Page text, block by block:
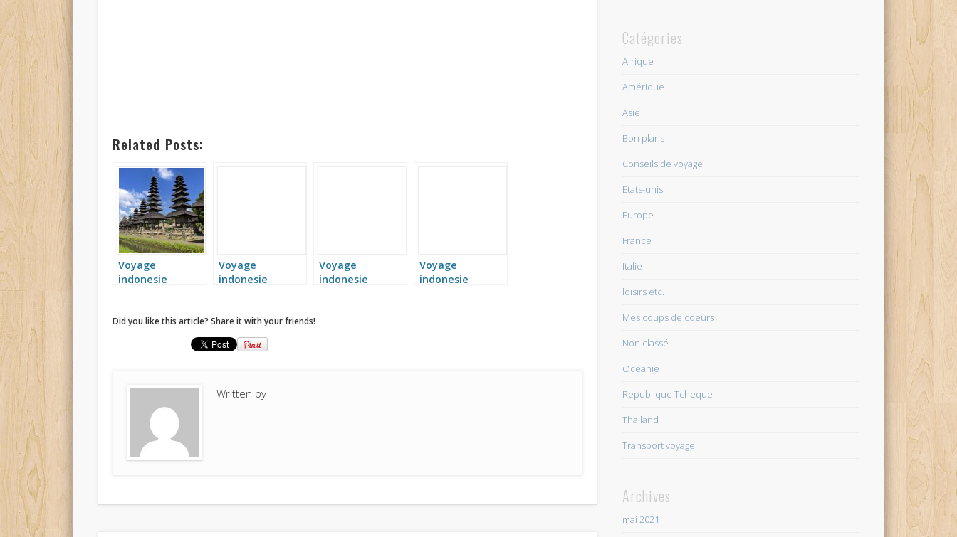
Related Posts:
Voyage
indonesie
Voyage
indonesie
Voyage
indonesie
Voyage
indonesie
Did you like this article? Share it with your friends!
Written by
Catégories
Afrique
Amérique
Asie
Bon plans
Conseils de voyage
Etats-unis
Europe
France
Italie
loisirs etc.
Mes coups de coeurs
Non classé
Océanie
Republique Tcheque
Thailand
Transport voyage
Archives
mai 2021